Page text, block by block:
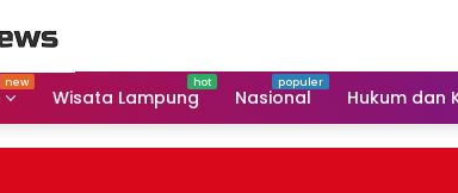
Wisata Lampung Nasional Hukum dan